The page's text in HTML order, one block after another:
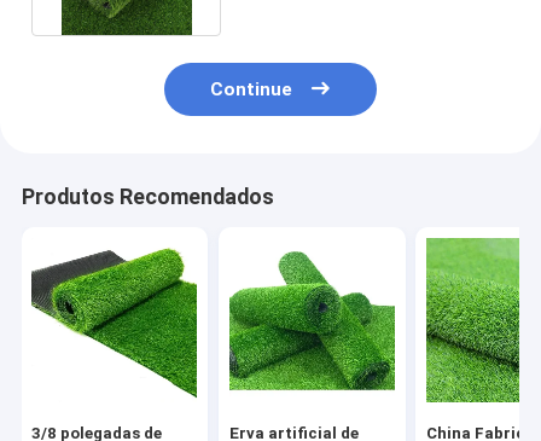
Continue
Produtos Recomendados
3/8 polegadas de Erva artificial de China